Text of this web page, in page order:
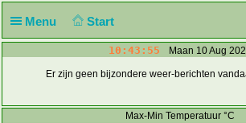
Menu Start
10:43:55 Maan 10 Aug
Er zijn geen bijzondere weer-berichten
Max-Min Temperatuur °C